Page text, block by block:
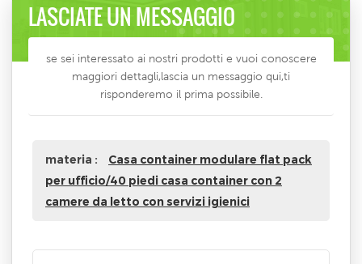
LASCIATE UN MESSAGGIO
se sei interessato ai nostri prodotti e vuoi conoscere
maggiori dettagli,lascia un messaggio qui,ti
risponderemo il prima possibile.
materia :
Casa container modulare flat pack
per ufficio/40 piedi casa container con 2
camere da letto con servizi igienici